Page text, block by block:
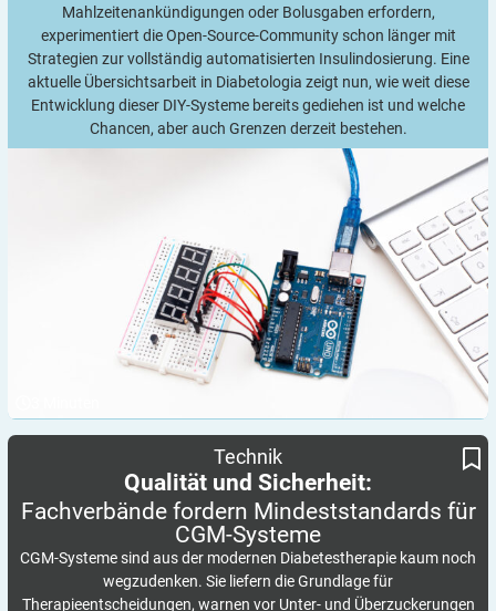
Mahlzeitenankündigungen oder Bolusgaben erfordern,
experimentiert die Open-Source-Community schon länger mit
Strategien zur vollständig automatisierten Insulindosierung. Eine
aktuelle Übersichtsarbeit in Diabetologia zeigt nun, wie weit diese
Entwicklung dieser DIY-Systeme bereits gediehen ist und welche
Chancen, aber auch Grenzen derzeit bestehen.
Technik
Qualität und Sicherheit:
Fachverbände fordern Mindeststandards für
CGM-Systeme
CGM-Systeme sind aus der modernen Diabetestherapie kaum noch
wegzudenken. Sie liefern die Grundlage für
Therapieentscheidungen, warnen vor Unter- und Überzuckerungen